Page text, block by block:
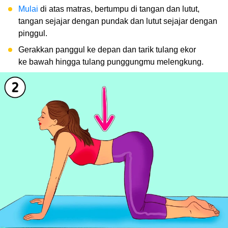
Mulai di atas matras, bertumpu di tangan dan lutut,
tangan sejajar dengan pundak dan lutut sejajar dengan
pinggul.
Gerakkan panggul ke depan dan tarik tulang ekor
ke bawah hingga tulang punggungmu melengkung.